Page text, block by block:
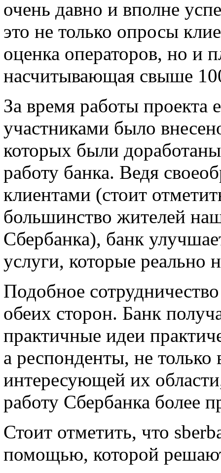
очень давно и вполне
это не только опросы
оценка операторов, но и
насчитывающая свыше
За время работы проекта
участниками было
которых были
работу банка. Ведя
клиентами (стоит
большинство жителей
Сбербанка), банк
услуги, которые
Подобное
обеих сторон. Банк
практичные идеи
а респонденты, не только
интересующей их
работу Сбербанка более
Стоит отметить, что
помощью, которой